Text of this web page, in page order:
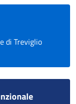
di Treviglio